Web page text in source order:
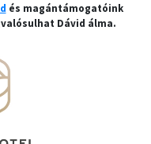
és magántámogatóink
Dávid álma.